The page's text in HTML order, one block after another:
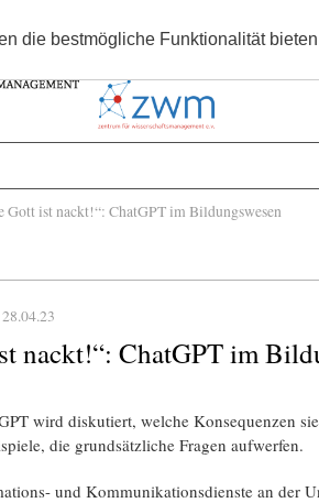
die bestmögliche Funktionalität
Gott ist nackt!“: ChatGPT im Bildungswesen
28.04.23
nackt!“: ChatGPT im
wird diskutiert, welche Konsequenzen
die grundsätzliche Fragen aufwerfen.
und Kommunikationsdienste an der